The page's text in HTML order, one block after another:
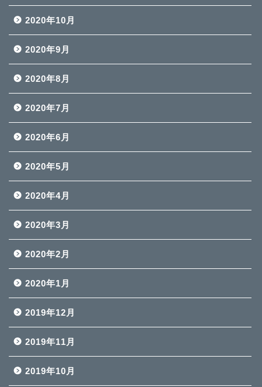
2020年10月
2020年9月
2020年8月
2020年7月
2020年6月
2020年5月
2020年4月
2020年3月
2020年2月
2020年1月
2019年12月
2019年11月
2019年10月